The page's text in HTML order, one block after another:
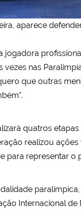
aparece
vezes nas
que outras
quatros
realizou
representar o
Internacional de